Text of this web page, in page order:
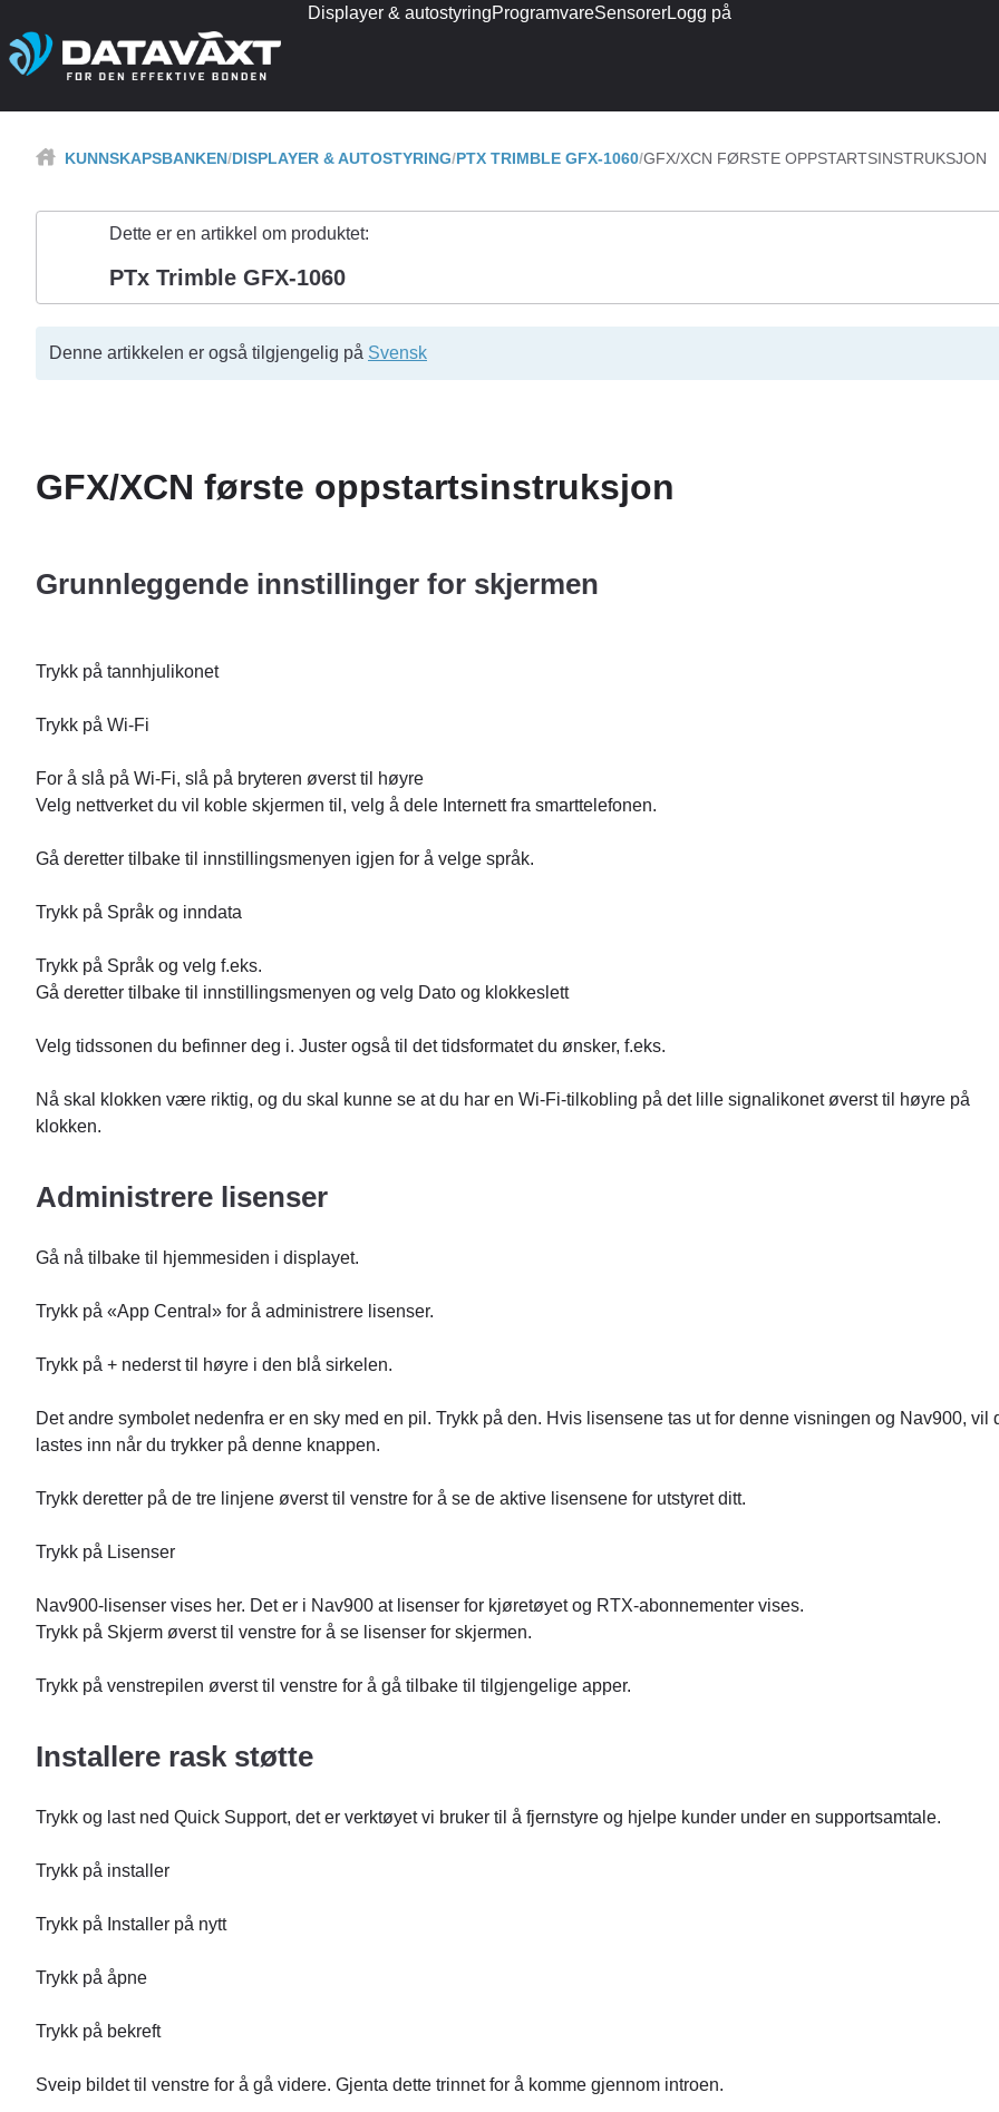
Displayer & autostyringProgramvareSensorerLogg på
KUNNSKAPSBANKEN DISPLAYER & AUTOSTYRING PTX TRIMBLE GFX-1060 GFX/XCN FØRSTE OPPSTARTSINSTRUKSJON
PTx Trimble GFX-1060
Dette er en artikkel om produktet:
Denne artikkelen er også tilgjengelig på Svensk
GFX/XCN første oppstartsinstruksjon
Grunnleggende innstillinger for skjermen
Trykk på tannhjulikonet
Trykk på Wi-Fi
For å slå på Wi-Fi, slå på bryteren øverst til høyre
Velg nettverket du vil koble skjermen til, velg å dele Internett fra smarttelefonen.
Gå deretter tilbake til innstillingsmenyen igjen for å velge språk.
Trykk på Språk og inndata
Trykk på Språk og velg f.eks.
Gå deretter tilbake til innstillingsmenyen og velg Dato og klokkeslett
Velg tidssonen du befinner deg i. Juster også til det tidsformatet du ønsker, f.eks.
Nå skal klokken være riktig, og du skal kunne se at du har en Wi-Fi-tilkobling på det lille signalikonet øverst til høyre på
klokken.
Administrere lisenser
Gå nå tilbake til hjemmesiden i displayet.
Trykk på «App Central» for å administrere lisenser.
Trykk på + nederst til høyre i den blå sirkelen.
Det andre symbolet nedenfra er en sky med en pil. Trykk på den. Hvis lisensene tas ut for denne visningen og Nav900, vil
lastes inn når du trykker på denne knappen.
Trykk deretter på de tre linjene øverst til venstre for å se de aktive lisensene for utstyret ditt.
Trykk på Lisenser
Nav900-lisenser vises her. Det er i Nav900 at lisenser for kjøretøyet og RTX-abonnementer vises.
Trykk på Skjerm øverst til venstre for å se lisenser for skjermen.
Trykk på venstrepilen øverst til venstre for å gå tilbake til tilgjengelige apper.
Installere rask støtte
Trykk og last ned Quick Support, det er verktøyet vi bruker til å fjernstyre og hjelpe kunder under en supportsamtale.
Trykk på installer
Trykk på Installer på nytt
Trykk på åpne
Trykk på bekreft
Sveip bildet til venstre for å gå videre. Gjenta dette trinnet for å komme gjennom introen.